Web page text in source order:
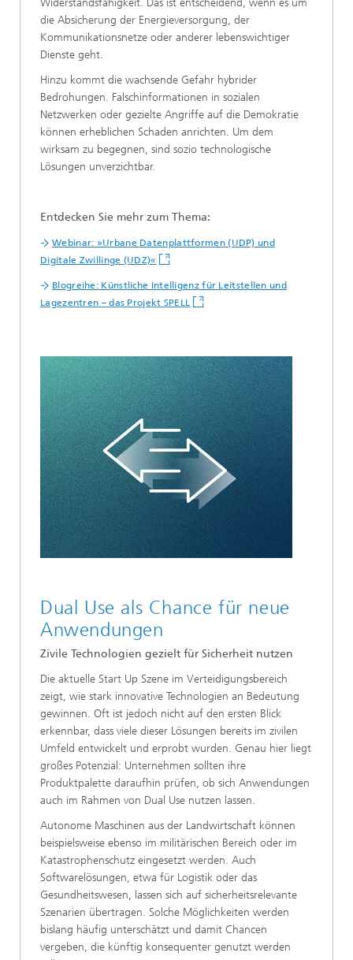
Widerstandsfähigkeit. Das ist entscheidend, wenn es um
die Absicherung der Energieversorgung, der
Kommunikationsnetze oder anderer lebenswichtiger
Dienste geht.
Hinzu kommt die wachsende Gefahr hybrider
Bedrohungen. Falschinformationen in sozialen
Netzwerken oder gezielte Angriffe auf die Demokratie
können erheblichen Schaden anrichten. Um dem
wirksam zu begegnen, sind sozio technologische
Lösungen unverzichtbar.
Entdecken Sie mehr zum Thema:
Webinar: »Urbane Datenplattformen (UDP) und
Digitale Zwillinge (UDZ)«
Blogreihe: Künstliche Intelligenz für Leitstellen und
Lagezentren – das Projekt SPELL
Dual Use als Chance für neue
Anwendungen
Zivile Technologien gezielt für Sicherheit nutzen
Die aktuelle Start Up Szene im Verteidigungsbereich
zeigt, wie stark innovative Technologien an Bedeutung
gewinnen. Oft ist jedoch nicht auf den ersten Blick
erkennbar, dass viele dieser Lösungen bereits im zivilen
Umfeld entwickelt und erprobt wurden. Genau hier liegt
großes Potenzial: Unternehmen sollten ihre
Produktpalette daraufhin prüfen, ob sich Anwendungen
auch im Rahmen von Dual Use nutzen lassen.
Autonome Maschinen aus der Landwirtschaft können
beispielsweise ebenso im militärischen Bereich oder im
Katastrophenschutz eingesetzt werden. Auch
Softwarelösungen, etwa für Logistik oder das
Gesundheitswesen, lassen sich auf sicherheitsrelevante
Szenarien übertragen. Solche Möglichkeiten werden
bislang häufig unterschätzt und damit Chancen
vergeben, die künftig konsequenter genutzt werden